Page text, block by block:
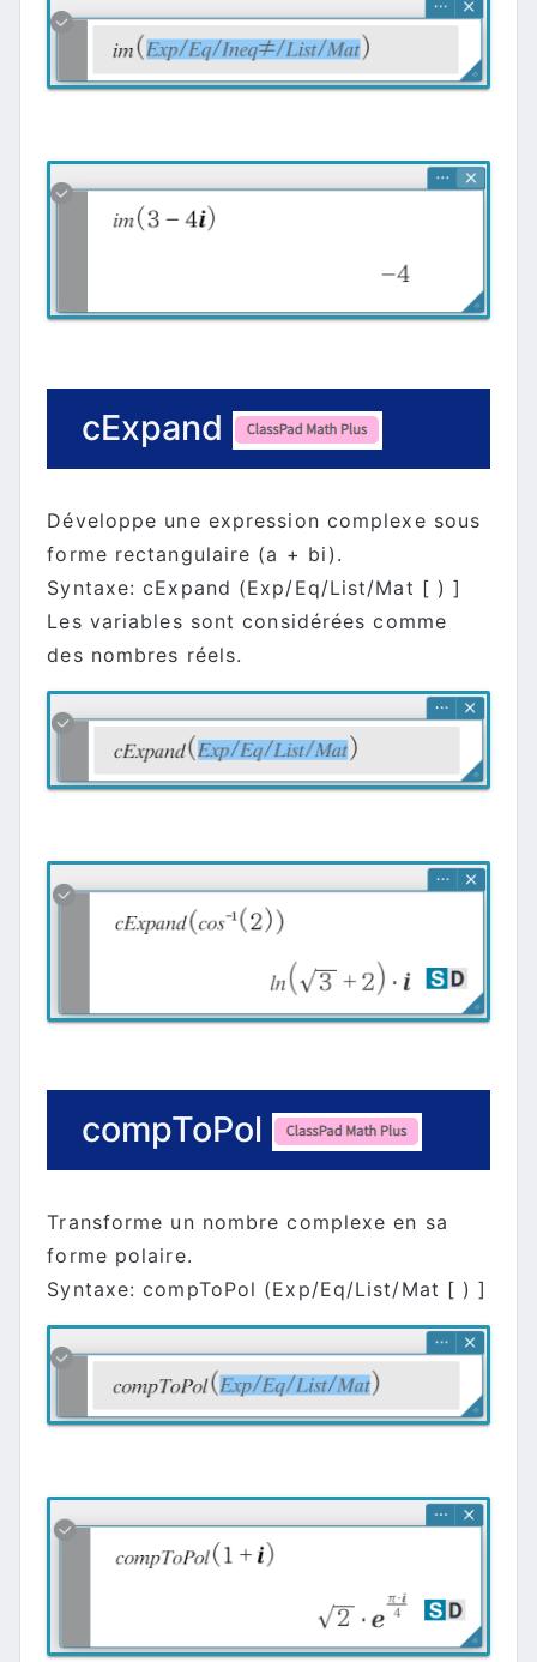
cExpand
Développe une expression complexe sous
forme rectangulaire (a + bi).
Syntaxe: cExpand (Exp/Eq/List/Mat [ ) ]
Les variables sont considérées comme
des nombres réels.
compToPol
Transforme un nombre complexe en sa
forme polaire.
Syntaxe: compToPol (Exp/Eq/List/Mat [ ) ]